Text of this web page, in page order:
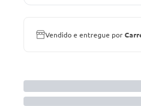
Vendido e entregue por